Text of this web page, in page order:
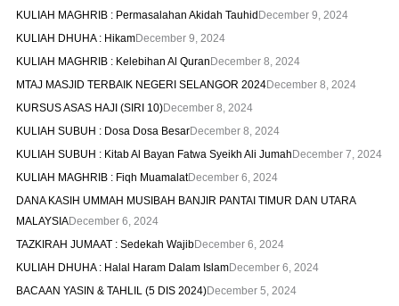
KULIAH MAGHRIB : Permasalahan Akidah Tauhid December 9, 2024
KULIAH DHUHA : HikamDecember 9, 2024
KULIAH MAGHRIB : Kelebihan Al Quran December 8, 2024
MTAJ MASJID TERBAIK NEGERI SELANGOR 2024December 8, 2024
KURSUS ASAS HAJI (SIRI 10)December 8, 2024
KULIAH SUBUH : Dosa Dosa BesarDecember 8, 2024
KULIAH SUBUH : Kitab Al Bayan Fatwa Syeikh Ali Jumah December 7, 2024
KULIAH MAGHRIB : Fiqh MuamalatDecember 6, 2024
DANA KASIH UMMAH MUSIBAH BANJIR PANTAI TIMUR DAN UTARA
MALAYSIADecember 6, 2024
TAZKIRAH JUMAAT : Sedekah WajibDecember 6, 2024
KULIAH DHUHA : Halal Haram Dalam IslamDecember 6, 2024
BACAAN YASIN & TAHLIL (5 DIS 2024)December 5, 2024